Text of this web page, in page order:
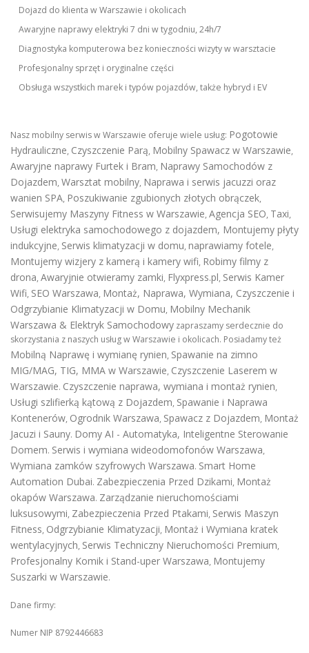
Dojazd do klienta w Warszawie i okolicach
Awaryjne naprawy elektryki 7 dni w tygodniu, 24h/7
Diagnostyka komputerowa bez konieczności wizyty w warsztacie
Profesjonalny sprzęt i oryginalne części
Obsługa wszystkich marek i typów pojazdów, także hybryd i EV
Nasz mobilny serwis w Warszawie oferuje wiele usług: Pogotowie
Hydrauliczne, Czyszczenie Parą, Mobilny Spawacz w Warszawie,
Awaryjne naprawy Furtek i Bram, Naprawy Samochodów z
Dojazdem, Warsztat mobilny, Naprawa i serwis jacuzzi oraz
wanien SPA, Poszukiwanie zgubionych złotych obrączek,
Serwisujemy Maszyny Fitness w Warszawie, Agencja SEO, Taxi,
Usługi elektryka samochodowego z dojazdem, Montujemy płyty
indukcyjne, Serwis klimatyzacji w domu, naprawiamy fotele,
Montujemy wizjery z kamerą i kamery wifi, Robimy filmy z
drona, Awaryjnie otwieramy zamki, Flyxpress.pl, Serwis Kamer
Wifi, SEO Warszawa, Montaż, Naprawa, Wymiana, Czyszczenie i
Odgrzybianie Klimatyzacji w Domu, Mobilny Mechanik
Warszawa & Elektryk Samochodowy zapraszamy serdecznie do
skorzystania z naszych usług w Warszawie i okolicach. Posiadamy też
Mobilną Naprawę i wymianę rynien, Spawanie na zimno
MIG/MAG, TIG, MMA w Warszawie, Czyszczenie Laserem w
Warszawie. Czyszczenie naprawa, wymiana i montaż rynien,
Usługi szlifierką kątową z Dojazdem, Spawanie i Naprawa
Kontenerów, Ogrodnik Warszawa, Spawacz z Dojazdem, Montaż
Jacuzi i Sauny. Domy AI - Automatyka, Inteligentne Sterowanie
Domem. Serwis i wymiana wideodomofonów Warszawa,
Wymiana zamków szyfrowych Warszawa. Smart Home
Automation Dubai. Zabezpieczenia Przed Dzikami, Montaż
okapów Warszawa. Zarządzanie nieruchomościami
luksusowymi, Zabezpieczenia Przed Ptakami, Serwis Maszyn
Fitness, Odgrzybianie Klimatyzacji, Montaż i Wymiana kratek
wentylacyjnych, Serwis Techniczny Nieruchomości Premium,
Profesjonalny Komik i Stand-uper Warszawa, Montujemy
Suszarki w Warszawie.
Dane firmy:
Numer NIP 8792446683